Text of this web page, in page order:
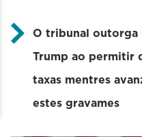
O tribunal
Trump ao permitir
taxas mentres
estes gravames